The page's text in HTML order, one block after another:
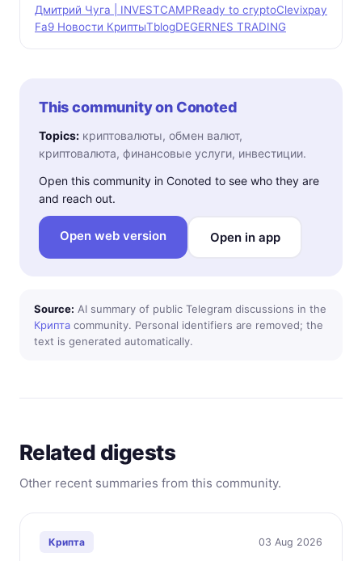
Дмитрий Чуга | INVESTCAMPReady to cryptoClevixpay
Fa9 Новости КриптыTblogDEGERNES TRADING
This community on Conoted
Topics: криптовалюты, обмен валют,
криптовалюта, финансовые услуги, инвестиции.
Open this community in Conoted to see who they are
and reach out.
Open web version Open in app
Source: AI summary of public Telegram discussions in the
Крипта community. Personal identifiers are removed; the
text is generated automatically.
Related digests
Other recent summaries from this community.
Крипта 03 Aug 2026